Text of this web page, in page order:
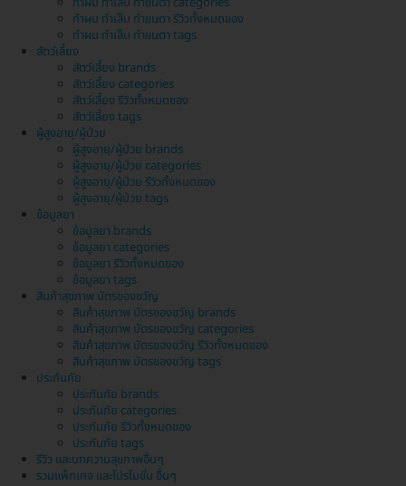
ทำผม ทำเล็บ ทำขนตา รีวิวทั้งหมดของ
ทำผม ทำเล็บ ทำขนตา tags
สัตว์เลี้ยง
สัตว์เลี้ยง brands
สัตว์เลี้ยง categories
สัตว์เลี้ยง รีวิวทั้งหมดของ
สัตว์เลี้ยง tags
ผู้สูงอายุ/ผู้ป่วย
ผู้สูงอายุ/ผู้ป่วย brands
ผู้สูงอายุ/ผู้ป่วย categories
ผู้สูงอายุ/ผู้ป่วย รีวิวทั้งหมดของ
ผู้สูงอายุ/ผู้ป่วย tags
ข้อมูลยา
ข้อมูลยา brands
ข้อมูลยา categories
ข้อมูลยา รีวิวทั้งหมดของ
ข้อมูลยา tags
สินค้าสุขภาพ บัตรของขวัญ
สินค้าสุขภาพ บัตรของขวัญ brands
สินค้าสุขภาพ บัตรของขวัญ categories
สินค้าสุขภาพ บัตรของขวัญ รีวิวทั้งหมดของ
สินค้าสุขภาพ บัตรของขวัญ tags
ประกันภัย
ประกันภัย brands
ประกันภัย categories
ประกันภัย รีวิวทั้งหมดของ
ประกันภัย tags
รีวิว และบทความสุขภาพอื่นๆ
รวมแพ็กเกจ และโปรโมชั่น อื่นๆ